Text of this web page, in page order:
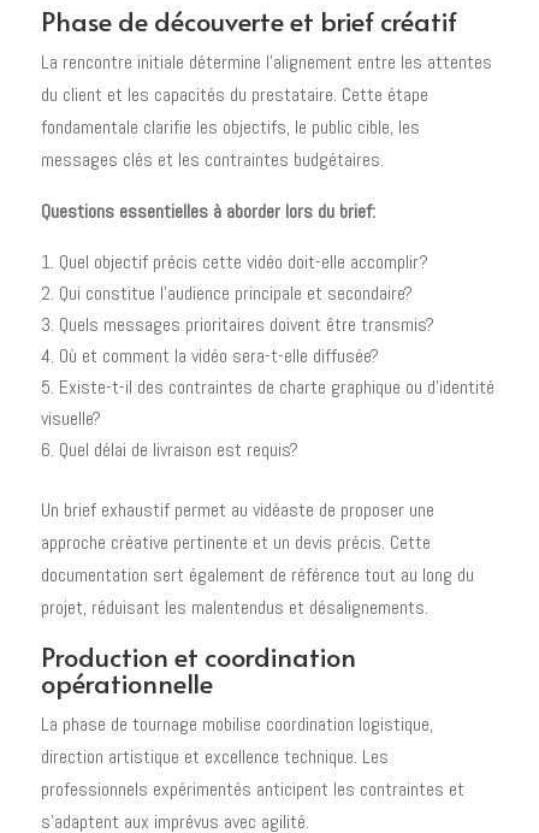
Phase de découverte et brief créatif
La rencontre initiale détermine l'alignement entre les attentes
du client et les capacités du prestataire. Cette étape
fondamentale clarifie les objectifs, le public cible, les
messages clés et les contraintes budgétaires.
Questions essentielles à aborder lors du brief:
Quel objectif précis cette vidéo doit-elle accomplir?
Qui constitue l'audience principale et secondaire?
Quels messages prioritaires doivent être transmis?
Où et comment la vidéo sera-t-elle diffusée?
Existe-t-il des contraintes de charte graphique ou d'identité
visuelle?
Quel délai de livraison est requis?
Un brief exhaustif permet au vidéaste de proposer une
approche créative pertinente et un devis précis. Cette
documentation sert également de référence tout au long du
projet, réduisant les malentendus et désalignements.
Production et coordination
opérationnelle
La phase de tournage mobilise coordination logistique,
direction artistique et excellence technique. Les
professionnels expérimentés anticipent les contraintes et
s'adaptent aux imprévus avec agilité.